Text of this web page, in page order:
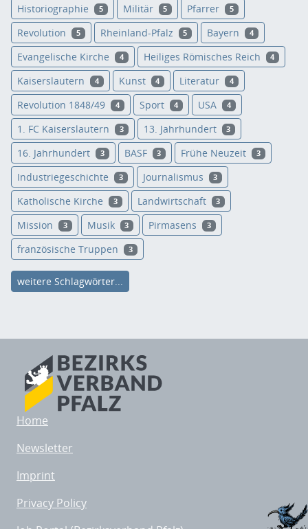
Historiographie 5 Militär 5 Pfarrer 5
Revolution 5 Rheinland-Pfalz 5 Bayern 4
Evangelische Kirche 4 Heiliges Römisches Reich 4
Kaiserslautern 4 Kunst 4 Literatur 4
Revolution 1848/49 4 Sport 4 USA 4
1. FC Kaiserslautern 3 13. Jahrhundert 3
16. Jahrhundert 3 BASF 3 Frühe Neuzeit 3
Industriegeschichte 3 Journalismus 3
Katholische Kirche 3 Landwirtschaft 3
Mission 3 Musik 3 Pirmasens 3
französische Truppen 3
weitere Schlagwörter...
Home
Newsletter
Imprint
Privacy Policy